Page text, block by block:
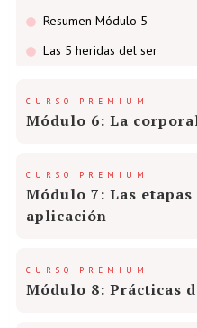
Resumen Módulo 5
Las 5 heridas del ser
CURSO PREMIUM
Módulo 6: La
CURSO PREMIUM
Módulo 7: Las
aplicación
CURSO PREMIUM
Módulo 8: Prácticas